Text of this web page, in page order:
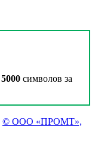
5000 символов за
© ООО «ПРОМТ»,